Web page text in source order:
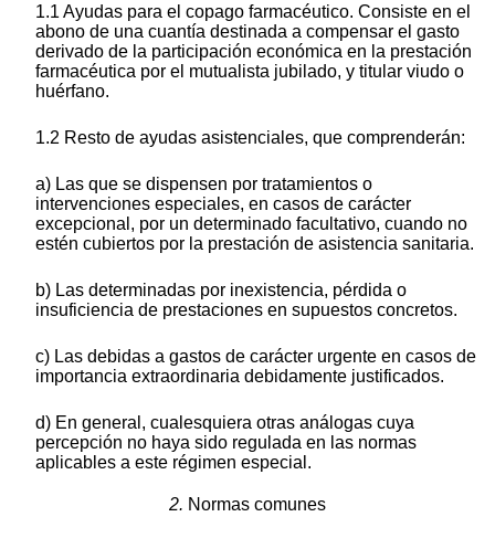
1.1 Ayudas para el copago farmacéutico. Consiste en el
abono de una cuantía destinada a compensar el gasto
derivado de la participación económica en la prestación
farmacéutica por el mutualista jubilado, y titular viudo o
huérfano.
1.2 Resto de ayudas asistenciales, que comprenderán:
a) Las que se dispensen por tratamientos o
intervenciones especiales, en casos de carácter
excepcional, por un determinado facultativo, cuando no
estén cubiertos por la prestación de asistencia sanitaria.
b) Las determinadas por inexistencia, pérdida o
insuficiencia de prestaciones en supuestos concretos.
c) Las debidas a gastos de carácter urgente en casos de
importancia extraordinaria debidamente justificados.
d) En general, cualesquiera otras análogas cuya
percepción no haya sido regulada en las normas
aplicables a este régimen especial.
2. Normas comunes